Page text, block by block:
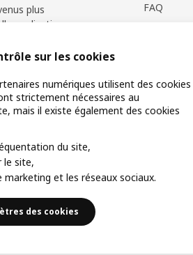
plus
application
FAQ
Retour
Service
sur les cookies
numériques utilisent des cookies
strictement nécessaires au
mais il existe également des cookies
du site,
le site,
marketing et les réseaux sociaux.
des cookies